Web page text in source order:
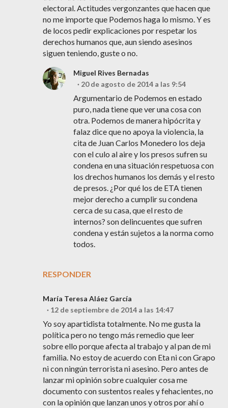
electoral. Actitudes vergonzantes que hacen que
no me importe que Podemos haga lo mismo. Y es
de locos pedir explicaciones por respetar los
derechos humanos que, aun siendo asesinos
siguen teniendo, guste o no.
RESPONDER
Miguel Rives Bernadas
20 de agosto de 2014 a las 9:54
Argumentario de Podemos en estado
puro, nada tiene que ver una cosa con
otra. Podemos de manera hipócrita y
falaz dice que no apoya la violencia, la
cita de Juan Carlos Monedero los deja
con el culo al aire y los presos sufren su
condena en una situación respetuosa con
los drechos humanos los demás y el resto
de presos. ¿Por qué los de ETA tienen
mejor derecho a cumplir su condena
cerca de su casa, que el resto de
internos? son delincuentes que sufren
condena y están sujetos a la norma como
todos.
María Teresa Aláez García
12 de septiembre de 2014 a las 14:47
Yo soy apartidista totalmente. No me gusta la
política pero no tengo más remedio que leer
sobre ello porque afecta al trabajo y al pan de mi
familia. No estoy de acuerdo con Eta ni con Grapo
ni con ningún terrorista ni asesino. Pero antes de
lanzar mi opinión sobre cualquier cosa me
documento con sustentos reales y fehacientes, no
con la opinión que lanzan unos y otros por ahí o